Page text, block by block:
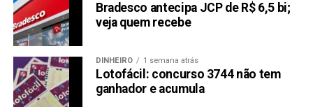
Mais sobre a Pré-Venda do KangaMoon (KANG)
Website:
LEIA COM ATENÇÃO: Este textonãoconstitui
aconselhamento de investimento
Bradesco antecipa JCP de R$ 6,5 bi;
veja quem recebe
DINHEIRO 1 semana atrás
Lotofácil: concurso 3744 não tem
ganhador e acumula